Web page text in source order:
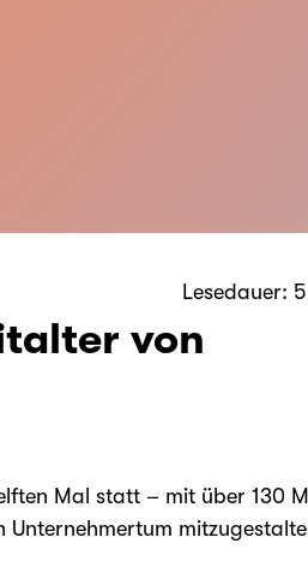
von
Mal statt – mit über 130
Lesedauer: